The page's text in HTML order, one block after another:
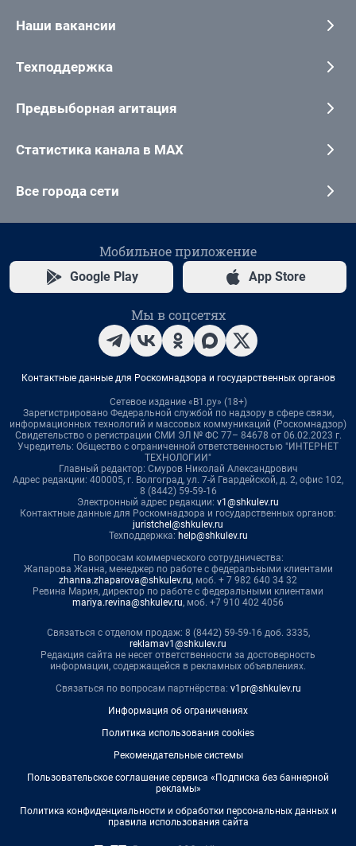
Наши вакансии
Техподдержка
Предвыборная агитация
Статистика канала в MAX
Все города сети
Мобильное приложение
Google Play App Store
Мы в соцсетях
Контактные данные для Роскомнадзора и государственных органов
Сетевое издание «В1.ру» (18+)
Зарегистрировано Федеральной службой по надзору в сфере связи,
информационных технологий и массовых коммуникаций (Роскомнадзор)
Свидетельство о регистрации СМИ ЭЛ № ФС 77– 84678 от 06.02.2023 г.
Учредитель: Общество с ограниченной ответственностью "ИНТЕРНЕТ
ТЕХНОЛОГИИ"
Главный редактор: Смуров Николай Александрович
Адрес редакции: 400005, г. Волгоград, ул. 7-й Гвардейской, д. 2, офис 102,
8 (8442) 59-59-16
Электронный адрес редакции: v1@shkulev.ru
Контактные данные для Роскомнадзора и государственных органов:
juristchel@shkulev.ru
Техподдержка: help@shkulev.ru
По вопросам коммерческого сотрудничества:
Жапарова Жанна, менеджер по работе с федеральными клиентами
zhanna.zhaparova@shkulev.ru, моб. + 7 982 640 34 32
Ревина Мария, директор по работе с федеральными клиентами
mariya.revina@shkulev.ru, моб. +7 910 402 4056
Связаться с отделом продаж: 8 (8442) 59-59-16 доб. 3335,
reklamav1@shkulev.ru
Редакция сайта не несет ответственности за достоверность
информации, содержащейся в рекламных объявлениях.
Связаться по вопросам партнёрства: v1pr@shkulev.ru
Информация об ограничениях
Политика использования cookies
Рекомендательные системы
Пользовательское соглашение сервиса «Подписка без баннерной
рекламы»
Политика конфиденциальности и обработки персональных данных и
правила использования сайта